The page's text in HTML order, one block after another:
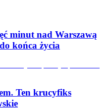
minut nad Warszawą
końca życia
Ten krucyfiks